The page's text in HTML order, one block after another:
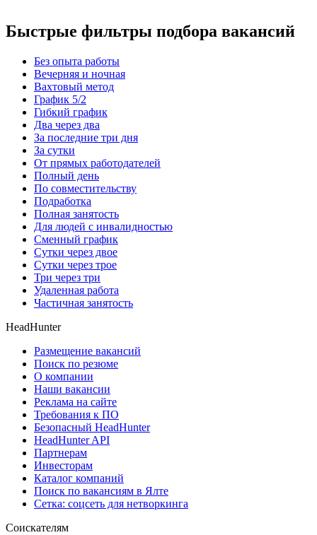
Быстрые фильтры подбора вакансий
Без опыта работы
Вечерняя и ночная
Вахтовый метод
График 5/2
Гибкий график
Два через два
За последние три дня
За сутки
От прямых работодателей
Полный день
По совместительству
Подработка
Полная занятость
Для людей с инвалидностью
Сменный график
Сутки через двое
Сутки через трое
Три через три
Удаленная работа
Частичная занятость
HeadHunter
Размещение вакансий
Поиск по резюме
О компании
Наши вакансии
Реклама на сайте
Требования к ПО
Безопасный HeadHunter
HeadHunter API
Партнерам
Инвесторам
Каталог компаний
Поиск по вакансиям в Ялте
Сетка: соцсеть для нетворкинга
Соискателям